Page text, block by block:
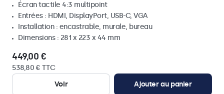
Écran tactile 4:3 multipoint
Entrées : HDMI, DisplayPort, USB-C, VGA
Installation : encastrable, murale, bureau
Dimensions : 281 x 223 x 44 mm
449,00 €
538,80 € TTC
Voir
Ajouter au panier